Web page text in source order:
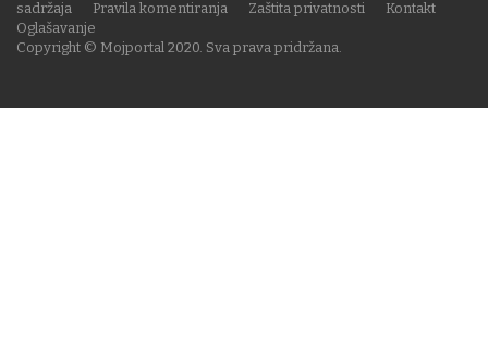
Copyright © Mojportal 2020. Sva prava pridržana.
sadržaja
Pravila komentiranja Zaštita privatnosti
Kontakt
Oglašavanje